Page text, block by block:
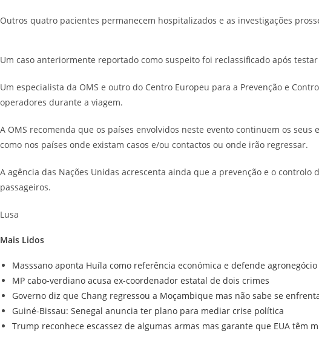
Outros quatro pacientes permanecem hospitalizados e as investigações
Um caso anteriormente reportado como suspeito foi reclassificado após
Um especialista da OMS e outro do Centro Europeu para a Prevenção e
operadores durante a viagem.
A OMS recomenda que os países envolvidos neste evento continuem os
como nos países onde existam casos e/ou contactos ou onde irão regressar.
A agência das Nações Unidas acrescenta ainda que a prevenção e o
passageiros.
Lusa
Mais Lidos
Masssano aponta Huíla como referência económica e defende
MP cabo-verdiano acusa ex-coordenador estatal de dois crimes
Governo diz que Chang regressou a Moçambique mas não sabe se
Guiné-Bissau: Senegal anuncia ter plano para mediar crise política
Trump reconhece escassez de algumas armas mas garante que EUA têm